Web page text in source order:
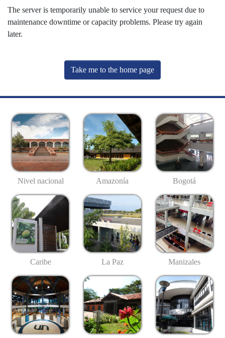
The server is temporarily unable to service your request due to
maintenance downtime or capacity problems. Please try again
later.
Take me to the home page
Nivel nacional Amazonía Bogotá
Caribe La Paz Manizales